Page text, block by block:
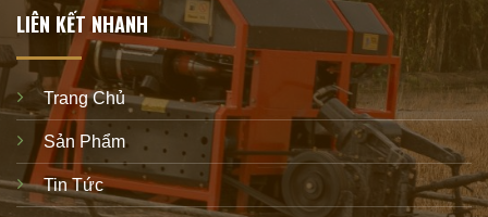
LIÊN KẾT NHANH
Trang Chủ
Sản Phẩm
Tin Tức